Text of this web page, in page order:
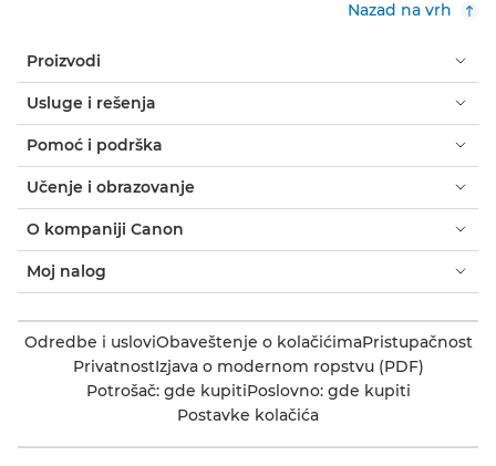
Nazad na vrh
Proizvodi
Usluge i rešenja
Pomoć i podrška
Učenje i obrazovanje
O kompaniji Canon
Moj nalog
Odredbe i usloviObaveštenje o kolačićimaPristupačnost
PrivatnostIzjava o modernom ropstvu (PDF)
Potrošač: gde kupitiPoslovno: gde kupiti
Postavke kolačića